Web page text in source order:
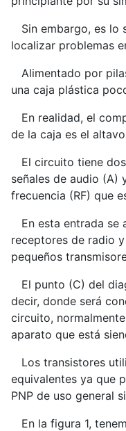
Sin embargo, es lo
localizar problemas
Alimentado por
una caja plástica
En realidad, el
de la caja es el
El circuito tiene
señales de audio (A)
frecuencia (RF) que
En esta entrada se
receptores de radio
pequeños
El punto (C) del
decir, donde será
circuito,
aparato que está
Los transistores
equivalentes ya que
PNP de uso general
En la figura 1,